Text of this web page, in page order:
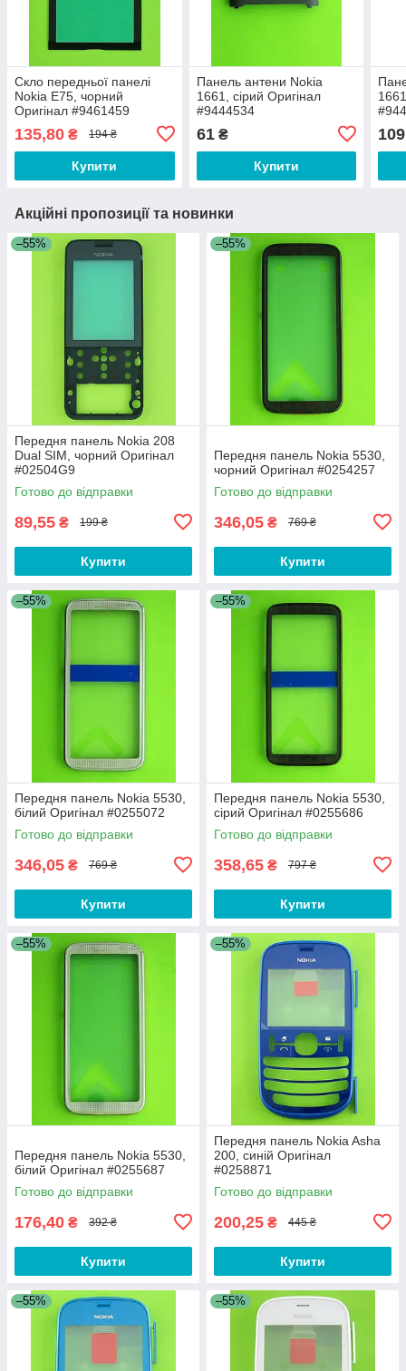
Скло передньої панелі
Nokia E75, чорний
Оригінал #9461459
135,80 ₴ 194 ₴
Купити
Панель антени Nokia
1661, сірий Оригінал
#9444534
61₴
Купити
109
Акційні пропозиції та новинки
–55%
Передня панель Nokia 208
Dual SIM, чорний Оригінал
#02504G9
Готово до відправки
89,55 ₴ 199 ₴
Купити
–55%
Передня панель Nokia 5530,
чорний Оригінал #0254257
Готово до відправки
346,05 ₴ 769 ₴
Купити
–55%
Передня панель Nokia 5530,
білий Оригінал #0255072
Готово до відправки
346,05 ₴ 769 ₴
Купити
–55%
Передня панель Nokia 5530,
сірий Оригінал #0255686
Готово до відправки
358,65 ₴ 797 ₴
Купити
–55%
Передня панель Nokia 5530,
білий Оригінал #0255687
Готово до відправки
176,40 ₴ 392 ₴
Купити
–55%
Передня панель Nokia Asha
200, синій Оригінал
#0258871
Готово до відправки
200,25 ₴ 445 ₴
Купити
–55% –55%